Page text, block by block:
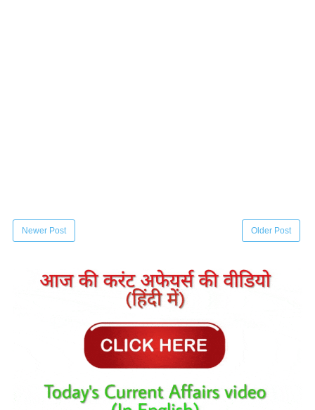
Newer Post Older Post